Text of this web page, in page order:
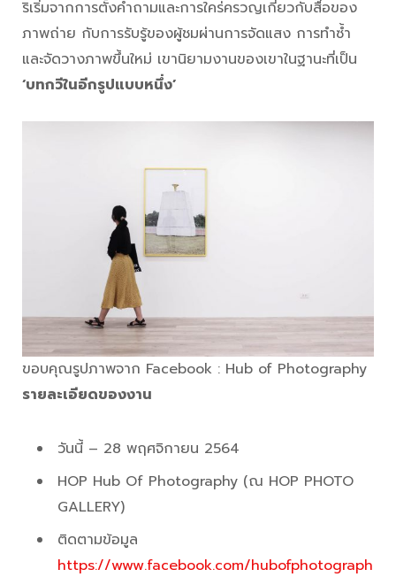
ริเริ่มจากการตั้งคำถามและการใคร่ครวญเกี่ยวกับสื่อของ
ภาพถ่าย กับการรับรู้ของผู้ชมผ่านการจัดแสง การทำซ้ำ
และจัดวางภาพขึ้นใหม่ เขานิยามงานของเขาในฐานะที่เป็น
‘บทกวีในอีกรูปแบบหนึ่ง’
ขอบคุณรูปภาพจาก Facebook : Hub of Photography
รายละเอียดของงาน
วันนี้ – 28 พฤศจิกายน 2564
HOP Hub Of Photography (ณ HOP PHOTO
GALLERY)
ติดตามข้อมูล
https://www.facebook.com/hubofphotograph